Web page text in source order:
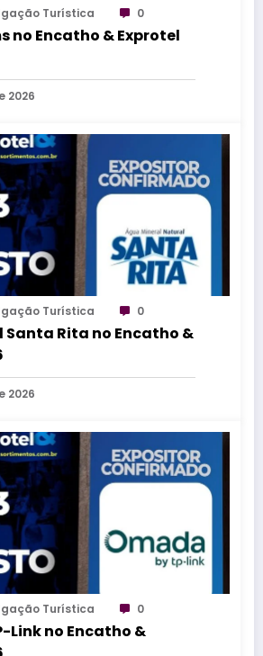
Turística 0
no Encatho & Exprotel
2026
Turística 0
Rita no Encatho &
2026
Turística 0
Link no Encatho &